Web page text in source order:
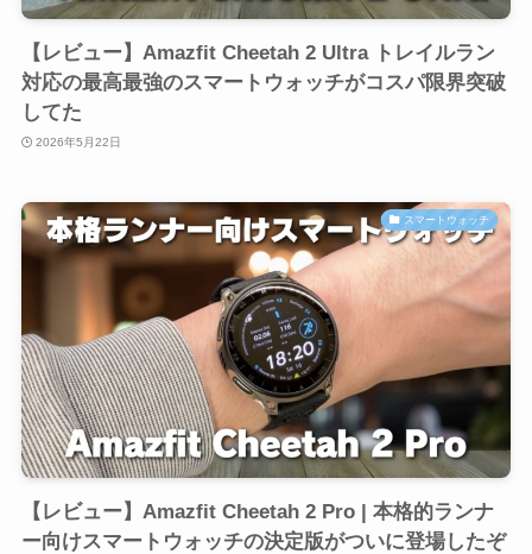
【レビュー】Amazfit Cheetah 2 Ultra トレイルラン
対応の最高最強のスマートウォッチがコスパ限界突破
してた
2026年5月22日
スマートウォッチ
【レビュー】Amazfit Cheetah 2 Pro | 本格的ランナ
ー向けスマートウォッチの決定版がついに登場したぞ